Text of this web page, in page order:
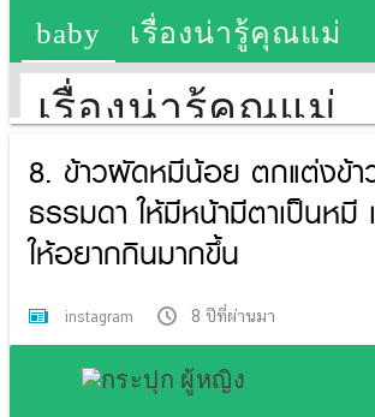
8. ข้าวผัดหมีน้อย ตกแต่งข้
ธรรมดา ให้มีหน้ามีตาเป็นหมี
ให้อยากกินมากขึ้น
instagram 8 ปีที่ผ่านมา